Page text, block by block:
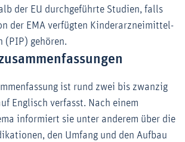
der EU durchgeführte Studien, falls
der EMA verfügten Kinderarzneimittel-
(PIP) gehören.
ist rund zwei bis zwanzig
Englisch verfasst. Nach einem
informiert sie unter anderem über die
den Umfang und den Aufbau